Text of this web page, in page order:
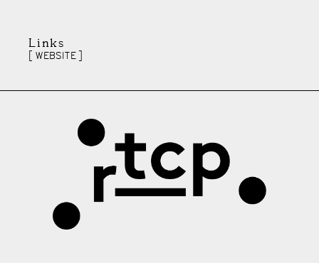
Links
WEBSITE